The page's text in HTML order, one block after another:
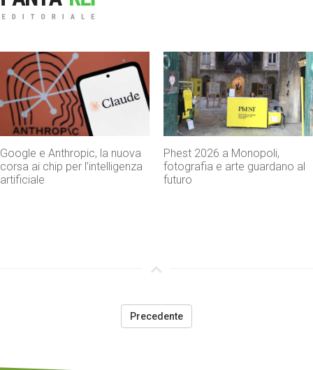
Google e Anthropic, la nuova
corsa ai chip per l’intelligenza
artificiale
Phest 2026 a Monopoli,
fotografia e arte guardano al
futuro
Precedente